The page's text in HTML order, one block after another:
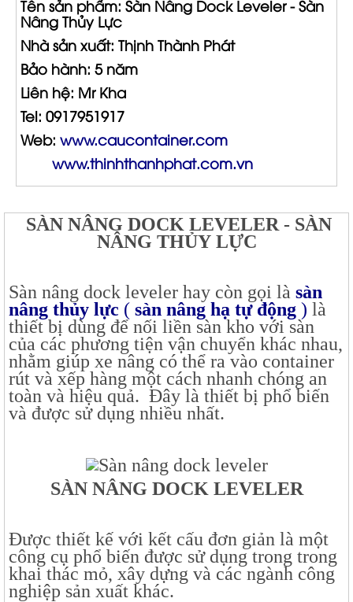
Tên sản phẩm: Sàn Nâng Dock Leveler - Sàn
Nâng Thủy Lực
Nhà sản xuất: Thịnh Thành Phát
Bảo hành: 5 năm
Liên hệ: Mr Kha
Tel: 0917951917
Web: www.caucontainer.com
www.thinhthanhphat.com.vn
SÀN NÂNG DOCK LEVELER - SÀN
NÂNG THỦY LỰC
Sàn nâng dock leveler hay còn gọi là sàn
nâng thủy lực ( sàn nâng hạ tự động ) là
thiết bị dùng để nối liền sàn kho với sàn
của các phương tiện vận chuyển khác nhau,
nhằm giúp xe nâng có thể ra vào container
rút và xếp hàng một cách nhanh chóng an
toàn và hiệu quả. Đây là thiết bị phổ biến
và được sử dụng nhiều nhất.
SÀN NÂNG DOCK LEVELER
Được thiết kế với kết cấu đơn giản là một
công cụ phổ biến được sử dụng trong trong
khai thác mỏ, xây dựng và các ngành công
nghiệp sản xuất khác.